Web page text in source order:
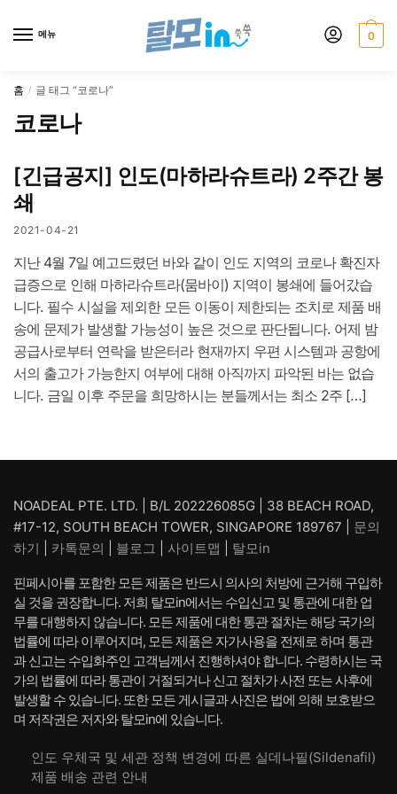
메뉴 0
홈 / 글 태그 “코로나”
코로나
[긴급공지] 인도(마하라슈트라) 2주간 봉
쇄
2021-04-21
지난 4월 7일 예고드렸던 바와 같이 인도 지역의 코로나 확진자
급증으로 인해 마하라슈트라(뭄바이) 지역이 봉쇄에 들어갔습
니다. 필수 시설을 제외한 모든 이동이 제한되는 조치로 제품 배
송에 문제가 발생할 가능성이 높은 것으로 판단됩니다. 어제 밤
공급사로부터 연락을 받은터라 현재까지 우편 시스템과 공항에
서의 출고가 가능한지 여부에 대해 아직까지 파악된 바는 없습
니다. 금일 이후 주문을 희망하시는 분들께서는 최소 2주 […]
NOADEAL PTE. LTD. | B/L 202226085G | 38 BEACH ROAD,
#17-12, SOUTH BEACH TOWER, SINGAPORE 189767 | 문의
하기
카톡문의 블로그 사이트맵 탈모in
핀페시아를 포함한 모든 제품은 반드시 의사의 처방에 근거해 구입하
실 것을 권장합니다. 저희 탈모in에서는 수입신고 및 통관에 대한 업
무를 대행하지 않습니다. 모든 제품에 대한 통관 절차는 해당 국가의
법률에 따라 이루어지며, 모든 제품은 자가사용을 전제로 하며 통관
과 신고는 수입화주인 고객님께서 진행하셔야 합니다. 수령하시는 국
가의 법률에 따라 통관이 거절되거나 신고 절차가 사전 또는 사후에
발생할 수 있습니다. 또한 모든 게시글과 사진은 법에 의해 보호받으
며 저작권은 저자와 탈모in에 있습니다.
인도 우체국 및 세관 정책 변경에 따른 실데나필(Sildenafil)
제품 배송 관련 안내